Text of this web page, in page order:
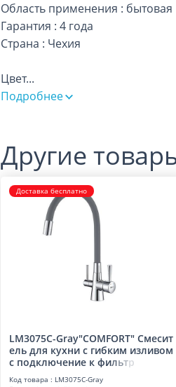
Область применения : бытовая
Гарантия : 4 года
Страна : Чехия
Цвет...
Подробнее
Другие
Доставка бесплатно
LM3075C-Gray"COMFORT" Смесит
ель для кухни с гибким изливом
с подключение к фильтр
Код товара : LM3075C-Gray